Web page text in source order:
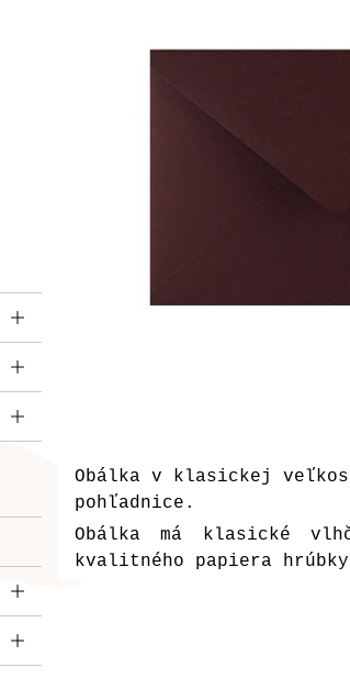
Obálka v klasickej veľkosti
pohľadnice.
Obálka má klasické
kvalitného papiera hrúbky